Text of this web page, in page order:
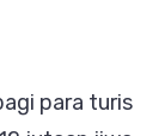
para turis